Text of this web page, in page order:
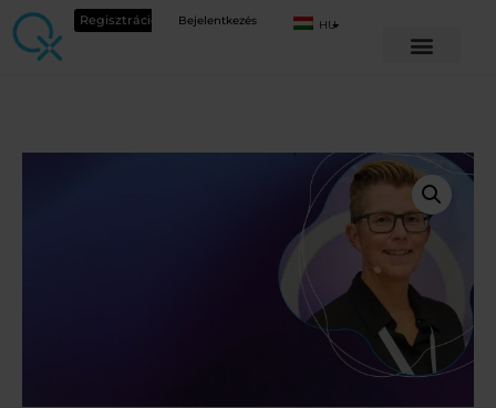
Regisztráció Bejelentkezés HU